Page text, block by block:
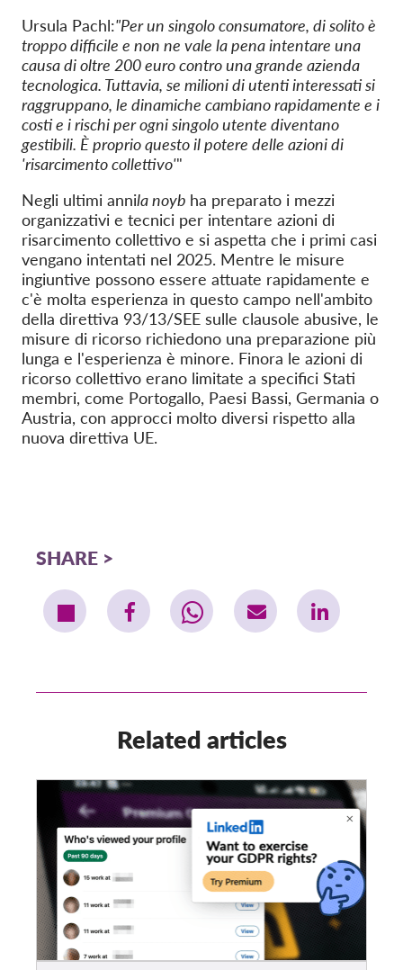
Ursula Pachl:"Per un singolo consumatore, di solito è
troppo difficile e non ne vale la pena intentare una
causa di oltre 200 euro contro una grande azienda
tecnologica. Tuttavia, se milioni di utenti interessati si
raggruppano, le dinamiche cambiano rapidamente e i
costi e i rischi per ogni singolo utente diventano
gestibili. È proprio questo il potere delle azioni di
'risarcimento collettivo'"
Negli ultimi annila noyb ha preparato i mezzi
organizzativi e tecnici per intentare azioni di
risarcimento collettivo e si aspetta che i primi casi
vengano intentati nel 2025. Mentre le misure
ingiuntive possono essere attuate rapidamente e
c'è molta esperienza in questo campo nell'ambito
della direttiva 93/13/SEE sulle clausole abusive, le
misure di ricorso richiedono una preparazione più
lunga e l'esperienza è minore. Finora le azioni di
ricorso collettivo erano limitate a specifici Stati
membri, come Portogallo, Paesi Bassi, Germania o
Austria, con approcci molto diversi rispetto alla
nuova direttiva UE.
SHARE
Related articles